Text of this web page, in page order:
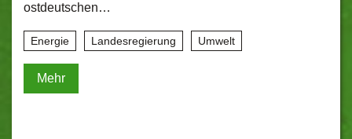
ostdeutschen…
Energie Landesregierung Umwelt
Mehr